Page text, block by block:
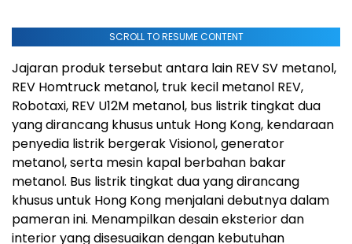
SCROLL TO RESUME CONTENT
Jajaran produk tersebut antara lain REV SV metanol,
REV Homtruck metanol, truk kecil metanol REV,
Robotaxi, REV U12M metanol, bus listrik tingkat dua
yang dirancang khusus untuk Hong Kong, kendaraan
penyedia listrik bergerak Visionol, generator
metanol, serta mesin kapal berbahan bakar
metanol. Bus listrik tingkat dua yang dirancang
khusus untuk Hong Kong menjalani debutnya dalam
pameran ini. Menampilkan desain eksterior dan
interior yang disesuaikan dengan kebutuhan